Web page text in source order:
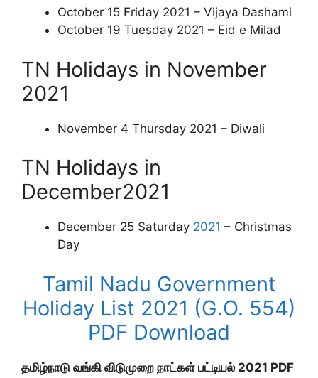
October 15 Friday 2021 – Vijaya Dashami
October 19 Tuesday 2021 – Eid e Milad
TN Holidays in November
2021
November 4 Thursday 2021 – Diwali
TN Holidays in
December2021
December 25 Saturday 2021 – Christmas
Day
Tamil Nadu Government
Holiday List 2021 (G.O. 554)
PDF Download
தமிழ்நாடு வங்கி விடுமுறை நாட்கள் பட்டியல் 2021 PDF